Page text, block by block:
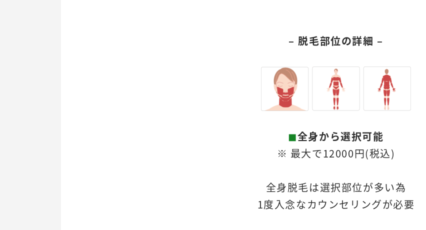
– 脱毛部位の詳細 –
◼︎全身から選択可能
※ 最大で12000円(税込)
全身脱毛は選択部位が多い為
1度入念なカウンセリングが必要